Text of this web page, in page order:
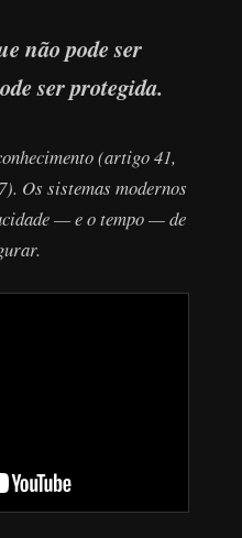
não pode ser
ser protegida.
(artigo 41,
Os sistemas modernos
— e o tempo — de